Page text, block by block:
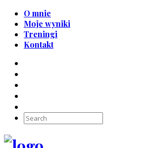
O mnie
Moje wyniki
Treningi
Kontakt